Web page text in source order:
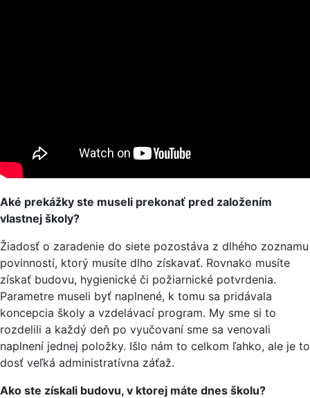
Aké prekážky ste museli prekonať pred založením
vlastnej školy?
Žiadosť o zaradenie do siete pozostáva z dlhého zoznamu
povinností, ktorý musíte dlho získavať. Rovnako musíte
získať budovu, hygienické či požiarnické potvrdenia.
Parametre museli byť naplnené, k tomu sa pridávala
koncepcia školy a vzdelávací program. My sme si to
rozdelili a každý deň po vyučovaní sme sa venovali
naplnení jednej položky. Išlo nám to celkom ľahko, ale je to
dosť veľká administratívna záťaž.
Ako ste získali budovu, v ktorej máte dnes školu?